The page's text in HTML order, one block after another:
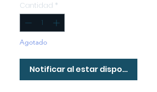
Cantidad *
Agotado
Notificar al estar disponible